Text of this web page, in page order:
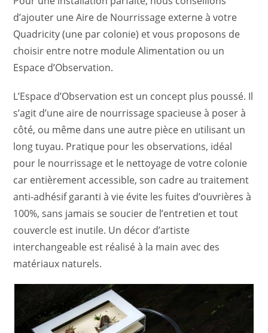
d’ajouter une Aire de Nourrissage externe à votre
Quadricity (une par colonie) et vous proposons de
choisir entre notre module Alimentation ou un
Espace d’Observation.
L’Espace d’Observation est un concept plus poussé. Il
s’agit d’une aire de nourrissage spacieuse à poser à
côté, ou même dans une autre pièce en utilisant un
long tuyau. Pratique pour les observations, idéal
pour le nourrissage et le nettoyage de votre colonie
car entièrement accessible, son cadre au traitement
anti-adhésif garanti à vie évite les fuites d’ouvrières à
100%, sans jamais se soucier de l’entretien et tout
couvercle est inutile. Un décor d’artiste
interchangeable est réalisé à la main avec des
matériaux naturels.